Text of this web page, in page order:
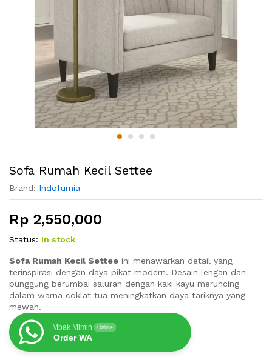
Sofa Rumah Kecil Settee
Brand: Indofurnia
Rp 2,550,000
Status: In stock
Sofa Rumah Kecil Settee ini menawarkan detail yang
terinspirasi dengan daya pikat modern. Desain lengan dan
punggung berumbai saluran dengan kaki kayu meruncing
dalam warna coklat tua meningkatkan daya tariknya yang
mewah.
Mbak Mimin Online
Order WA